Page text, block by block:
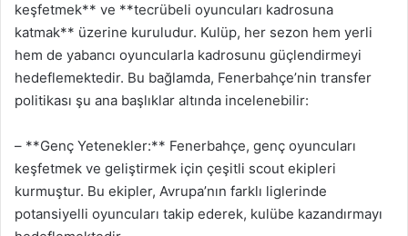
keşfetmek** ve **tecrübeli oyuncuları kadrosuna
katmak** üzerine kuruludur. Kulüp, her sezon hem yerli
hem de yabancı oyuncularla kadrosunu güçlendirmeyi
hedeflemektedir. Bu bağlamda, Fenerbahçe’nin transfer
politikası şu ana başlıklar altında incelenebilir:
– **Genç Yetenekler:** Fenerbahçe, genç oyuncuları
keşfetmek ve geliştirmek için çeşitli scout ekipleri
kurmuştur. Bu ekipler, Avrupa’nın farklı liglerinde
potansiyelli oyuncuları takip ederek, kulübe kazandırmayı